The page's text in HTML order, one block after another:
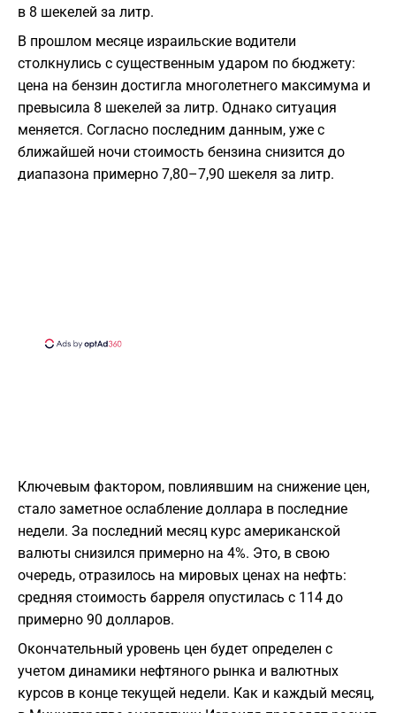
в 8 шекелей за литр.
В прошлом месяце израильские водители
столкнулись с существенным ударом по бюджету:
цена на бензин достигла многолетнего максимума и
превысила 8 шекелей за литр. Однако ситуация
меняется. Согласно последним данным, уже с
ближайшей ночи стоимость бензина снизится до
диапазона примерно 7,80–7,90 шекеля за литр.
Ключевым фактором, повлиявшим на снижение цен,
стало заметное ослабление доллара в последние
недели. За последний месяц курс американской
валюты снизился примерно на 4%. Это, в свою
очередь, отразилось на мировых ценах на нефть:
средняя стоимость барреля опустилась с 114 до
примерно 90 долларов.
Окончательный уровень цен будет определен с
учетом динамики нефтяного рынка и валютных
курсов в конце текущей недели. Как и каждый месяц,